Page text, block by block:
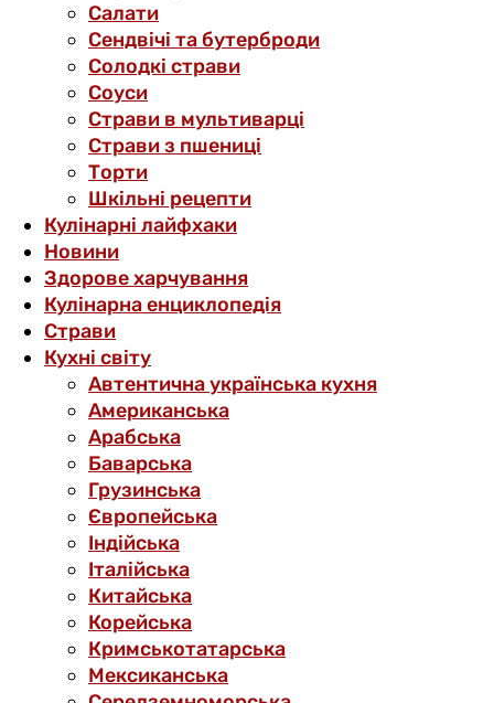
Салати
Сендвічі та бутерброди
Солодкі страви
Соуси
Страви в мультиварці
Страви з пшениці
Торти
Шкільні рецепти
Кулінарні лайфхаки
Новини
Здорове харчування
Кулінарна енциклопедія
Страви
Кухні світу
Автентична українська кухня
Американська
Арабська
Баварська
Грузинська
Європейська
Індійська
Італійська
Китайська
Корейська
Кримськотатарська
Мексиканська